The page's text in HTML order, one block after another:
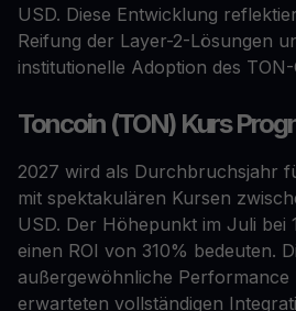
USD. Diese Entwicklung
Reifung der Layer-2-Lösungen
institutionelle Adoption des
Toncoin (TON) Kurs
2027 wird als Durchbruchsjahr
mit spektakulären Kursen
USD. Der Höhepunkt im Juli bei
einen ROI von 310% bedeuten.
außergewöhnliche Performance
erwarteten vollständigen